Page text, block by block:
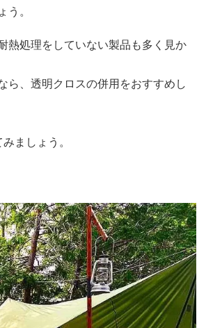
う。
熱処理をしていない製品も多く見か
ら、透明クロスの併用をおすすめし
ましょう。